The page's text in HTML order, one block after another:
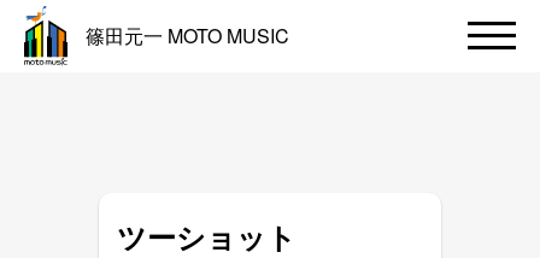
篠田元一 MOTO MUSIC
ツーショット